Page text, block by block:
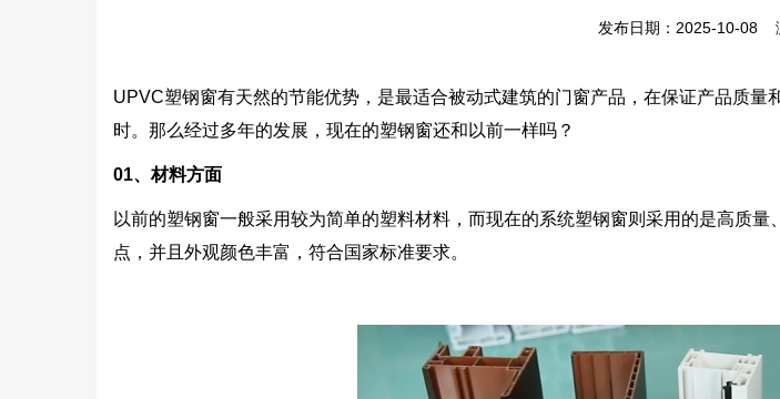
发布日期：2025-10-08
UPVC塑钢窗有天然的节能优势，是最适合被动式建筑的门窗产品，在保证产品质
时。那么经过多年的发展，现在的塑钢窗还和以前一样吗？
01、材料方面
以前的塑钢窗一般采用较为简单的塑料材料，而现在的系统塑钢窗则采用的是高质
点，并且外观颜色丰富，符合国家标准要求。